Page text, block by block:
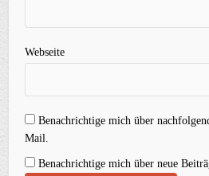
Webseite
Benachrichtige mich über
Mail.
Benachrichtige mich über neue